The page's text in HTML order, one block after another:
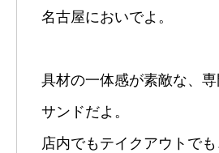
名古屋においでよ。
具材の一体感が素敵な、
サンドだよ。
店内でもテイクアウトで